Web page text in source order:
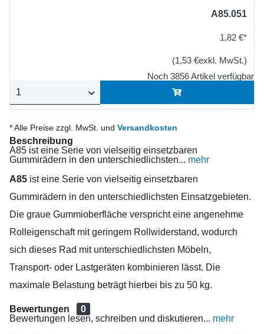
A85.051
1,82 €*
(1,53 €exkl. MwSt.)
Noch 3856 Artikel verfügbar
* Alle Preise zzgl. MwSt. und Versandkosten
Beschreibung
A85 ist eine Serie von vielseitig einsetzbaren
Gummirädern in den unterschiedlichsten... mehr
A85 ist eine Serie von vielseitig einsetzbaren
Gummirädern in den unterschiedlichsten Einsatzgebieten.
Die graue Gummioberfläche verspricht eine angenehme
Rolleigenschaft mit geringem Rollwiderstand, wodurch
sich dieses Rad mit unterschiedlichsten Möbeln,
Transport- oder Lastgeräten kombinieren lässt. Die
maximale Belastung beträgt hierbei bis zu 50 kg.
Bewertungen
0
Bewertungen lesen, schreiben und diskutieren... mehr